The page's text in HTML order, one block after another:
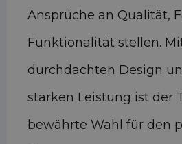
Ansprüche an Qualität,
Funktionalität stellen.
durchdachten Design
starken Leistung ist der
bewährte Wahl für den